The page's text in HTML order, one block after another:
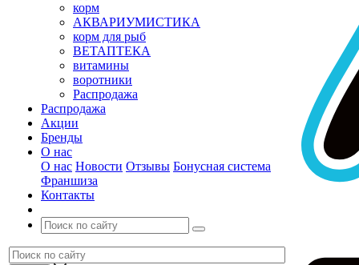
корм
АКВАРИУМИСТИКА
корм для рыб
ВЕТАПТЕКА
витамины
воротники
Распродажа
Распродажа
Акции
Бренды
О нас
О нас Новости Отзывы Бонусная система
Франшиза
Контакты